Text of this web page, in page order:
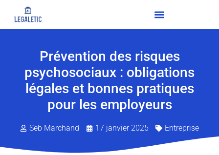
Prévention des risques
psychosociaux : obligations
légales et bonnes pratiques
pour les employeurs
Seb Marchand 17 janvier 2025 Entreprise